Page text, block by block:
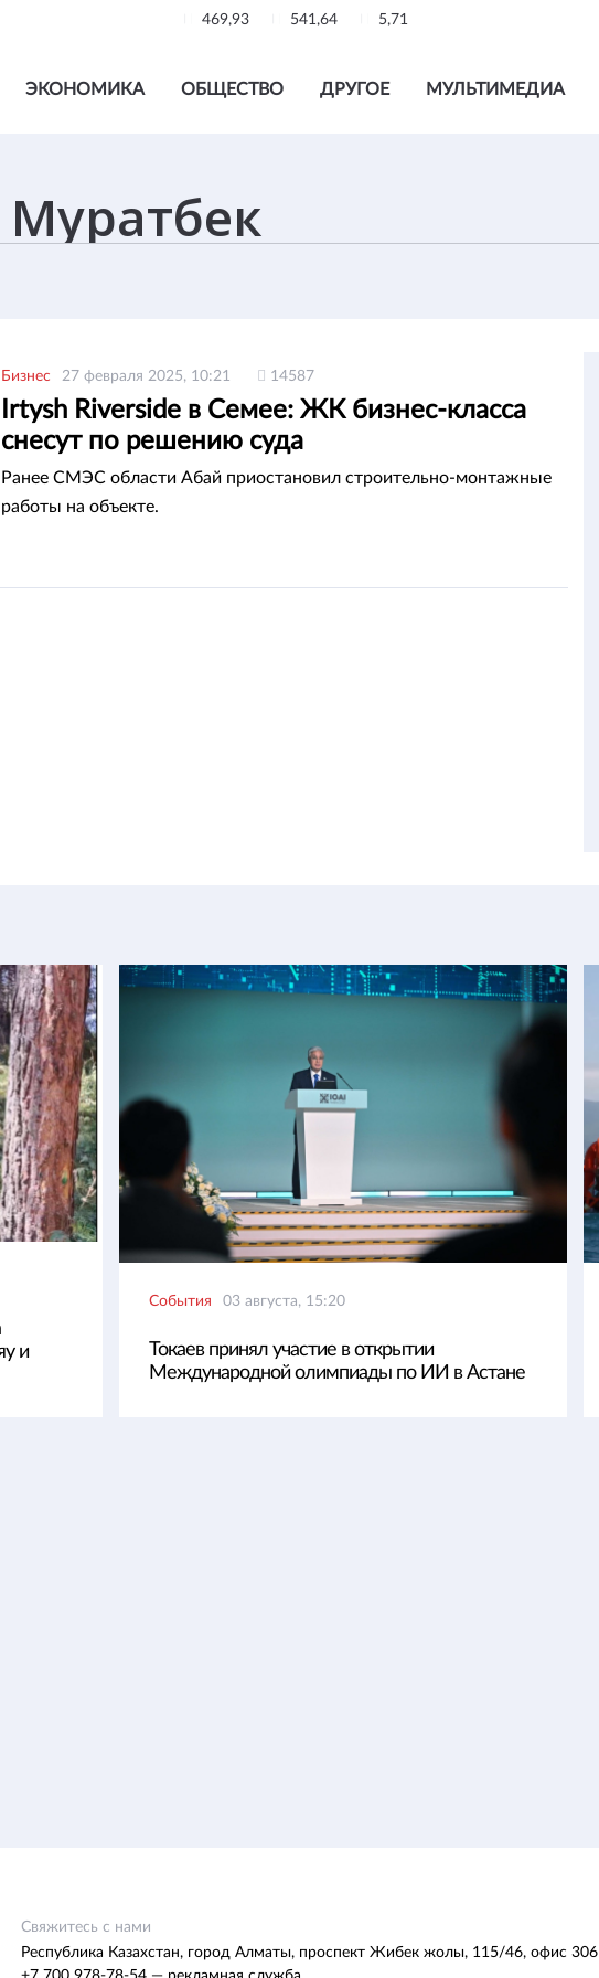
469,93 541,64 5,71
ЭКОНОМИКА ОБЩЕСТВО ДРУГОЕ МУЛЬТИМЕДИА
Бизнес 27 февраля 2025, 10:21 14587
Irtysh Riverside в Семее: ЖК бизнес-класса
снесут по решению суда
Ранее СМЭС области Абай приостановил строительно-монтажные
работы на объекте.
и
События 03 августа, 15:20
Токаев принял участие в открытии
Международной олимпиады по ИИ в Астане
Свяжитесь с нами
Республика Казахстан, город Алматы, проспект Жибек жолы, 115/46, офис 306